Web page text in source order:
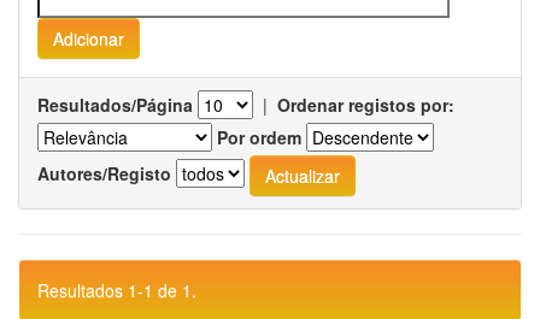
Resultados/Página | Ordenar registos por:
Por ordem
Autores/Registo
Resultados 1-1 de 1.